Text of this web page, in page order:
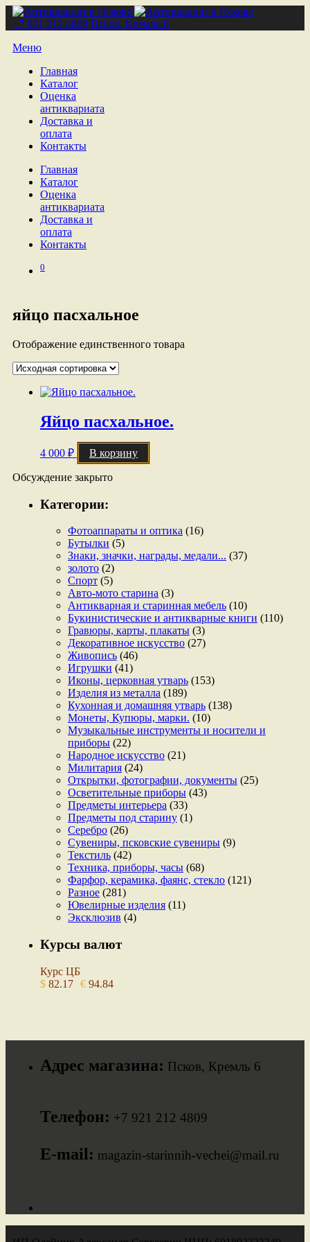
+7 921 212 4809 Псков, Кремль 6
Меню
Главная
Каталог
Оценка
антиквариата
Доставка и
оплата
Контакты
Главная
Каталог
Оценка
антиквариата
Доставка и
оплата
Контакты
0
яйцо пасхальное
Отображение единственного товара
Яйцо пасхальное.
4 000 ₽ В корзину
Обсуждение закрыто
Категории:
Фотоаппараты и оптика (16)
Бутылки (5)
Знаки, значки, награды, медали... (37)
золото (2)
Спорт (5)
Авто-мото старина (3)
Антикварная и старинная мебель (10)
Букинистические и антикварные книги (110)
Гравюры, карты, плакаты (3)
Декоративное искусство (27)
Живопись (46)
Игрушки (41)
Иконы, церковная утварь (153)
Изделия из металла (189)
Кухонная и домашняя утварь (138)
Монеты, Купюры, марки. (10)
Музыкальные инструменты и носители и
приборы (22)
Народное искусство (21)
Милитария (24)
Открытки, фотографии, документы (25)
Осветительные приборы (43)
Предметы интерьера (33)
Предметы под старину (1)
Серебро (26)
Сувениры, псковские сувениры (9)
Текстиль (42)
Техника, приборы, часы (68)
Фарфор, керамика, фаянс, стекло (121)
Разное (281)
Ювелирные изделия (11)
Эксклюзив (4)
Курсы валют
Курс ЦБ
$ 82.17 € 94.84
Адрес магазина: Псков, Кремль 6
Телефон: +7 921 212 4809
E-mail: magazin-starinnih-vechei@mail.ru